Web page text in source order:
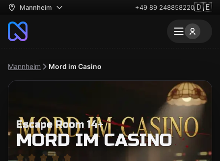
Mannheim +49 89 248858220🇩🇪
Mannheim Mord im Casino
Escape Room 14+
MORD IM CASINO